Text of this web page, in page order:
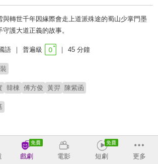
與轉世千年因緣際會走上道派殊途的蜀山少掌門墨
護大道正義的故事。
語 普遍級 45 分鐘
韓棟 傅方俊 黃羿 陳紫函
收回
戲劇 電影 短劇 更多